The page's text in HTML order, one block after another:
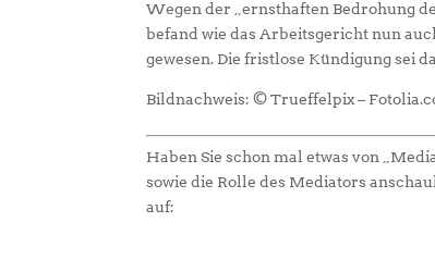
Wegen der „ernsthaften Bedrohung
befand wie das Arbeitsgericht nun
gewesen. Die fristlose Kündigung sei
Bildnachweis: © Trueffelpix –
Haben Sie schon mal etwas von
sowie die Rolle des Mediators
auf: